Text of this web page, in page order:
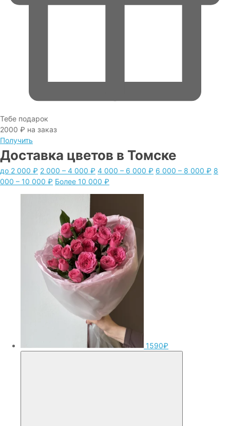
Тебе подарок
2000 ₽ на заказ
Получить
Доставка цветов в Томске
Каталог букетов
до 2 000 ₽ 2 000 – 4 000 ₽ 4 000 – 6 000 ₽ 6 000 – 8 000 ₽ 8
000 – 10 000 ₽ Более 10 000 ₽
1590₽